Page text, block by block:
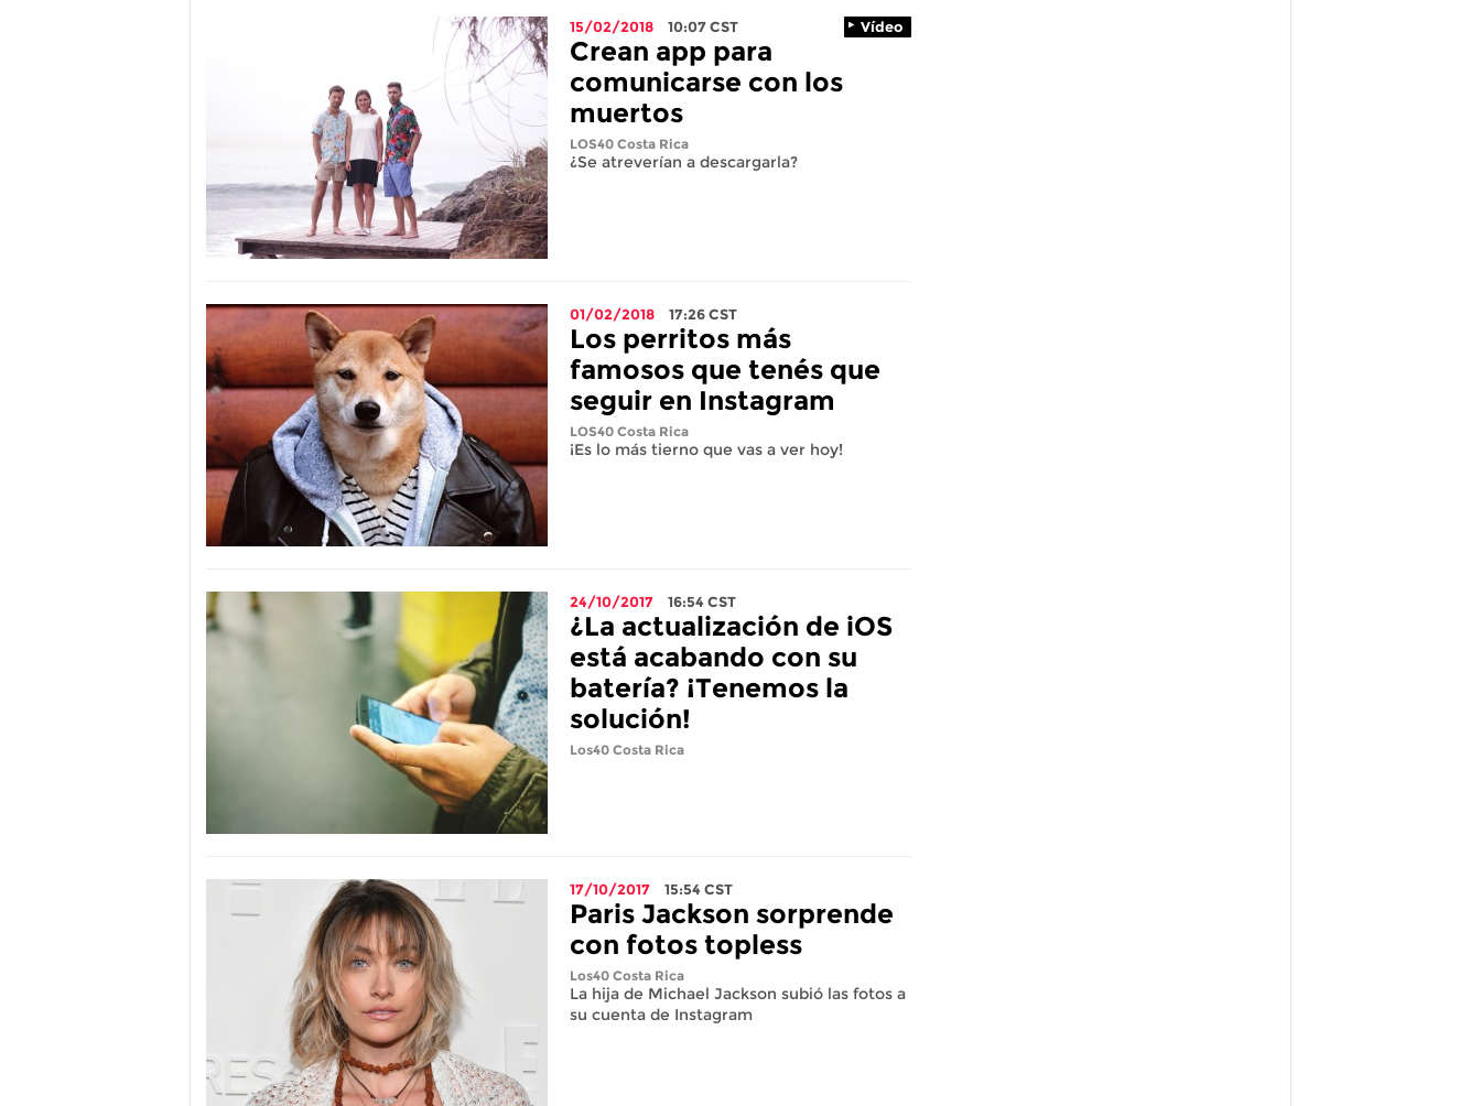
15/02/2018 10:07CST Vídeo
Crean app para
comunicarse con los
muertos
LOS40 Costa Rica
¿Se atreverían a descargarla?
01/02/2018 17:26CST
Los perritos más
famosos que tenés que
seguir en Instagram
LOS40 Costa Rica
¡Es lo más tierno que vas a ver hoy!
24/10/2017 16:54 CST
¿La actualización de iOS
está acabando con su
batería? ¡Tenemos la
solución!
Los40 Costa Rica
17/10/2017 15:54 CST
Paris Jackson sorprende
con fotos topless
Los40 Costa Rica
La hija de Michael Jackson subió las fotos a
su cuenta de Instagram